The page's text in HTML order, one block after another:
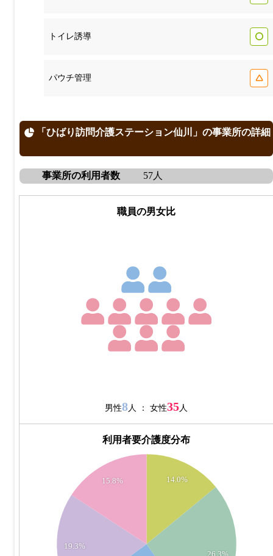
トイレ誘導
パウチ管理
「ひばり訪問介護ステーション仙川」の事業所の詳細
事業所の利用者数 57人
職員の男女比
男性8 人 ： 女性35 人
利用者要介護度分布
14.0%
26.3%
19.3%
15.8%